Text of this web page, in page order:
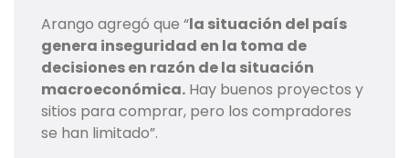
Arango agregó que “la situación del país
genera inseguridad en la toma de
decisiones en razón de la situación
macroeconómica. Hay buenos proyectos y
sitios para comprar, pero los compradores
se han limitado”.